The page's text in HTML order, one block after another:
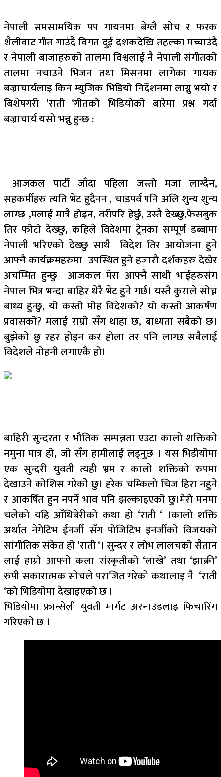
नेपाली समसामयिक पप गायनमा बेग्लै सोच र फरक
शैलीवाट गीत गाउंदै विगत दुई दशकदेखि तहल्का मच्चाउंदै
र नेपाली बाजाहरुको तालमा विश्वलाई नै नेपाली संगीतको
तालमा नचाउने भिजन तथा मिसनमा लागेका गायक
बज्राचार्यलाइ किन म्युजिक भिडियो निर्देशनमा लाग्नु भयो र
बिशेषगरी ‘राती ‘गीतको भिडियोको बारेमा प्रश्न गर्दा
बज्राचार्य यसो भन्नु हुन्छ :
आजकल पार्टी जाँदा पहिला जस्तो मजा लाग्दैन,
सहकर्मीहरु त्यति भेट हुदैनन , चाडपर्व पनि अलि शुन्य शुन्य
लाग्छ ,मलाई मात्रै होइन, वरीपरि हेर्छु, उस्तै देख्छु,फेसबुक
तिर फोटो देख्छु, कहिले विदेशमा ट्रेनका सम्पूर्ण डब्बामा
नेपाली भरिएको देख्छु साथै विदेश तिर आयोजना हुने
आफ्नै कार्यक्रमहरुमा उपस्थित हुने हजारौ दर्शकहरु देखेर
अचम्मित हुन्छु आजकल मेरा आफ्नै साथी भाईहरुसंग
नेपाल भित्र भन्दा बाहिर धेरै भेट हुने गर्छ। यस्तै कुराले सोच्न
बाध्य हुन्छु, यो कस्तो मोह विदेशको? यो कस्तो आकर्षण
प्रवासको? मलाई राम्रो सँग थाहा छ, बाध्यता सबैको छ।
बुझेको छु रहर होइन कर होला तर पनि लाग्छ सबैलाई
विदेशले मोहनी लगाएकै हो।
बाहिरी सुन्दरता र भौतिक सम्पन्नता एउटा कालो शक्तिको
नमुना मात्र हो, जो सँग हामीलाई लड्नुछ । यस भिडीयोमा
एक सुन्दरी युवती त्यही भ्रम र कालो शक्तिको रुपमा
देखाउने कोशिस गरेकोे छु। हरेक चम्किलो चिज हिरा नहुने
र आकर्षित हुन नपर्ने भाव पनि झल्काइएको छु।मेरो मनमा
चलेको यहि आँधिबेरीको कथा हो ‘राती ‘ ।कालो शक्ति
अर्थात नेगेटिभ ईनर्जी सँग पोजिटिभ इनर्जीको विजयको
सांगीतिक संकेत हो ‘राती ‘। सुन्दर र लोभ लालचको सैतान
लाई हाम्रो आफ्नो कला संस्कृतीको ‘लाखे’ तथा ‘झाक्री’
रुपी सकारात्मक सोचले पराजित गरेको कथालाइ नै ‘राती
‘को भिडियोमा देखाइएको छ ।
भिडियोमा फ्रान्सेली युवती मार्गट अरनाउडलाइ फिचारिंग
गरिएको छ ।